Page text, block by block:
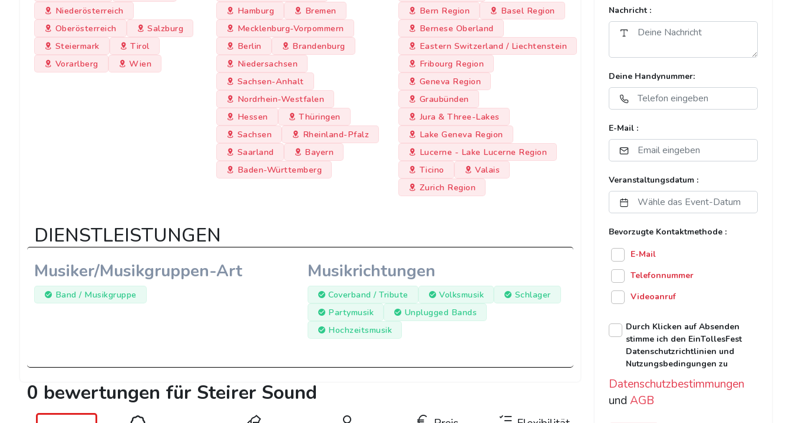
Niederösterreich
Oberösterreich
Salzburg
Steiermark
Tirol
Vorarlberg
Wien
Hamburg
Bremen
Mecklenburg-Vorpommern
Berlin
Brandenburg
Niedersachsen
Sachsen-Anhalt
Nordrhein-Westfalen
Hessen
Thüringen
Sachsen
Rheinland-Pfalz
Saarland
Bayern
Baden-Württemberg
Bern Region
Basel Region
Bernese Oberland
Eastern Switzerland / Liechtenstein
Fribourg Region
Geneva Region
Graubünden
Jura & Three-Lakes
Lake Geneva Region
Lucerne - Lake Lucerne Region
Ticino
Valais
Zurich Region
DIENSTLEISTUNGEN
Musiker/Musikgruppen-Art
Band / Musikgruppe
Musikrichtungen
Coverband / Tribute Volksmusik
Schlager
Partymusik
Unplugged Bands
Hochzeitsmusik
0 bewertungen für Steirer Sound
Nachricht :
Deine Handynummer:
E-Mail :
Veranstaltungsdatum :
Bevorzugte Kontaktmethode :
E-Mail
Telefonnummer
Videoanruf
Durch Klicken auf Absenden
stimme ich den EinTollesFest
Datenschutzrichtlinien und
Nutzungsbedingungen zu
Datenschutzbestimmungen
und AGB